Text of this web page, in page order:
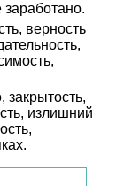
верность
закрытость,
излишний